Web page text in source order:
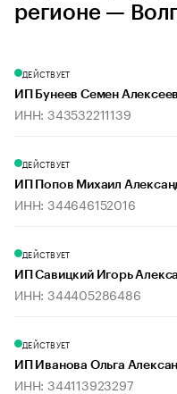
регионе —
ДЕЙСТВУЕТ
ИП Бунеев Семен
ИНН: 343532211139
ДЕЙСТВУЕТ
ИП Попов Михаил
ИНН: 344646152016
ДЕЙСТВУЕТ
ИП Савицкий Игорь
ИНН: 344405286486
ДЕЙСТВУЕТ
ИП Иванова Ольга
ИНН: 344113923297